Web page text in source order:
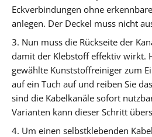
Eckverbindungen ohne
anlegen. Der Deckel muss nicht
3. Nun muss die Rückseite der
damit der Klebstoff effektiv wirkt.
gewählte Kunststoffreiniger zum
auf ein Tuch auf und reiben Sie
sind die Kabelkanäle sofort
Varianten kann dieser Schritt
4. Um einen selbstklebenden